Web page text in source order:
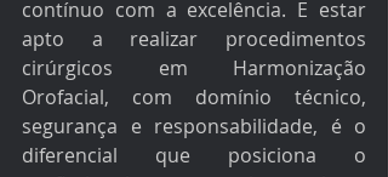
contínuo com a excelência. E estar
apto a realizar procedimentos
cirúrgicos em Harmonização
Orofacial, com domínio técnico,
segurança e responsabilidade, é o
diferencial que posiciona o